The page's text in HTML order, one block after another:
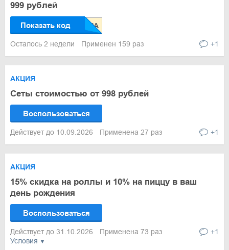
999 рублей
Показать код
Осталось 2 недели Применен 159 раз +1
АКЦИЯ
Сеты стоимостью от 998 рублей
Воспользоваться
Действует до 10.09.2026 Применена 27 раз +1
Условия
АКЦИЯ
15% скидка на роллы и 10% на пиццу в ваш
день рождения
Воспользоваться
Действует до 31.10.2026 Применена 73 раз +1